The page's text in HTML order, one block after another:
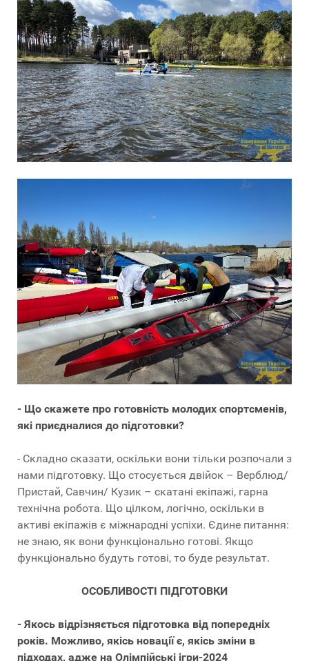
- Що скажете про готовність молодих спортсменів,
які приєдналися до підготовки?
- Складно сказати, оскільки вони тільки розпочали з
нами підготовку. Що стосується двійок – Верблюд/
Пристай, Савчин/ Кузик – скатані екіпажі, гарна
технічна робота. Що цілком, логічно, оскільки в
активі екіпажів є міжнародні успіхи. Єдине питання:
не знаю, як вони функціонально готові. Якщо
функціонально будуть готові, то буде результат.
ОСОБЛИВОСТІ ПІДГОТОВКИ
- Якось відрізняється підготовка від попередніх
років. Можливо, якісь новації є, якісь зміни в
підходах, адже на Олімпійські ігри-2024